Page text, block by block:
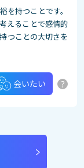
を持つことです。
えることで感情的
つことの大切さを
会いたい ?